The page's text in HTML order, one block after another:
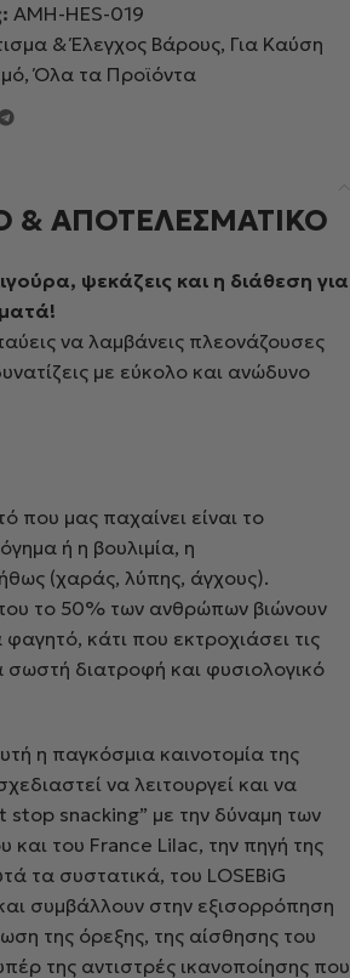
AMH-HES-019
& Έλεγχος Βάρους, Για Καύση
, Όλα τα Προϊόντα
& ΑΠΟΤΕΛΕΣΜΑΤΙΚΟ
ψεκάζεις και η διάθεση για
να λαμβάνεις πλεονάζουσες
με εύκολο και ανώδυνο
που μας παχαίνει είναι το
ή η βουλιμία, η
(χαράς, λύπης, άγχους).
το 50% των ανθρώπων βιώνουν
φαγητό, κάτι που εκτροχιάσει τις
σωστή διατροφή και φυσιολογικό
η παγκόσμια καινοτομία της
να λειτουργεί και να
stop snacking” με την δύναμη των
και του France Lilac, την πηγή της
τα συστατικά, του LOSEBiG
συμβάλλουν στην εξισορρόπηση
της όρεξης, της αίσθησης του
της αντιστρές ικανοποίησης που